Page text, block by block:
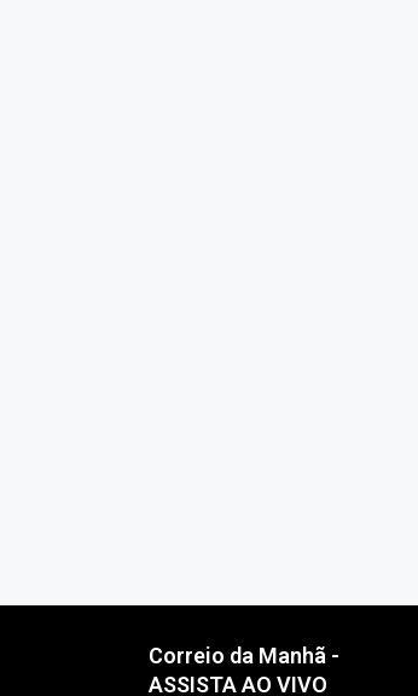
Correio da Manhã -
ASSISTA AO VIVO